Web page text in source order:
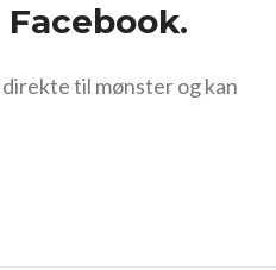
direkte til mønster og kan